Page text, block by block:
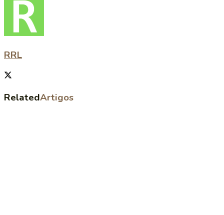
RRL
RelatedArtigos